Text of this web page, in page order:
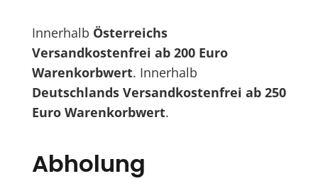
Innerhalb Österreichs
Versandkostenfrei ab 200 Euro
Warenkorbwert. Innerhalb
Deutschlands Versandkostenfrei ab 250
Euro Warenkorbwert.
Abholung